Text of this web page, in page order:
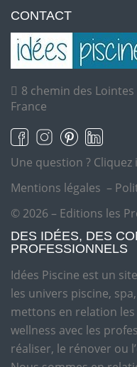
CONTACT
8 chemin des
France
Une question ?
Mentions légales –
© 2026 – Editions les
DES IDÉES, DES
PROFESSIONNELS
Idées Piscine est un
les univers piscine,
mettons en relation
wellness avec les
réaliser, le rénover ou